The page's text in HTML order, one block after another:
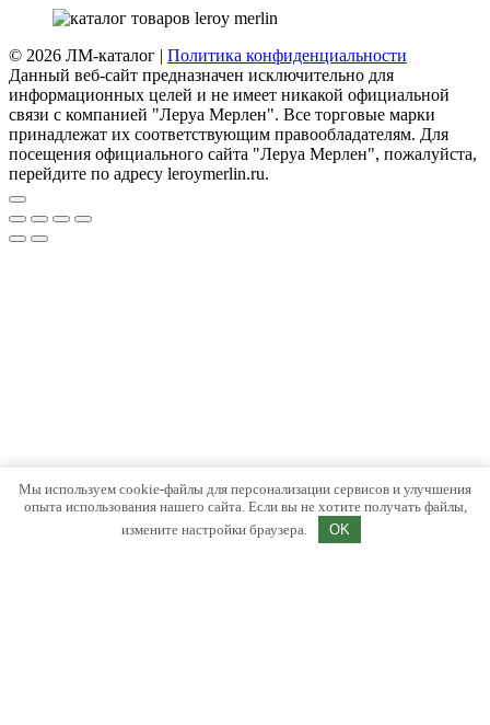
© 2026 ЛМ-каталог | Политика конфиденциальности
Данный веб-сайт предназначен исключительно для
информационных целей и не имеет никакой официальной
связи с компанией "Леруа Мерлен". Все торговые марки
принадлежат их соответствующим правообладателям. Для
посещения официального сайта "Леруа Мерлен", пожалуйста,
перейдите по адресу leroymerlin.ru.
Мы используем cookie-файлы для персонализации сервисов и улучшения
опыта использования нашего сайта. Если вы не хотите получать файлы,
измените настройки браузера.
OK